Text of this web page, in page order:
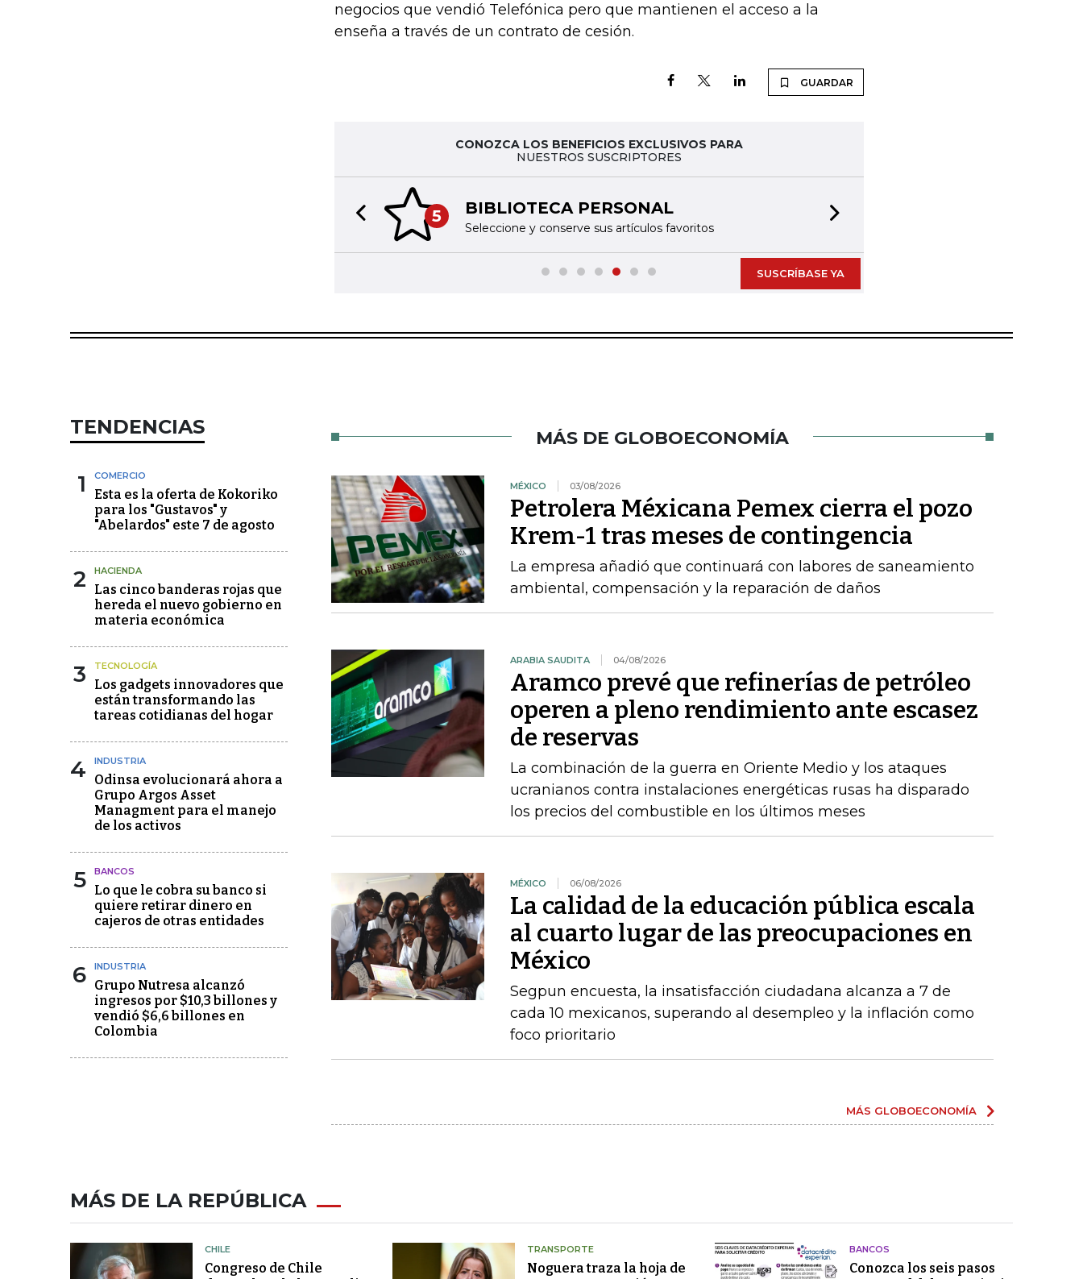
negocios que vendió Telefónica pero que mantienen el acceso a la
enseña a través de un contrato de cesión.
GUARDAR
CONOZCA LOS BENEFICIOS EXCLUSIVOS PARA
NUESTROS SUSCRIPTORES
5 BIBLIOTECA PERSONAL
Seleccione y conserve sus artículos favoritos
Previous slide
SUSCRÍBASE YA
TENDENCIAS
1 COMERCIO
Esta es la oferta de Kokoriko
para los "Gustavos" y
"Abelardos" este 7 de agosto
2 HACIENDA
Las cinco banderas rojas que
hereda el nuevo gobierno en
materia económica
3 TECNOLOGÍA
Los gadgets innovadores que
están transformando las
tareas cotidianas del hogar
4 INDUSTRIA
Odinsa evolucionará ahora a
Grupo Argos Asset
Managment para el manejo
de los activos
5 BANCOS
Lo que le cobra su banco si
quiere retirar dinero en
cajeros de otras entidades
6 INDUSTRIA
Grupo Nutresa alcanzó
ingresos por $10,3 billones y
vendió $6,6 billones en
Colombia
MÁS DE GLOBOECONOMÍA
MÉXICO 03/08/2026
Petrolera Méxicana Pemex cierra el pozo
Krem-1 tras meses de contingencia
La empresa añadió que continuará con labores de saneamiento
ambiental, compensación y la reparación de daños
ARABIA SAUDITA 04/08/2026
Aramco prevé que refinerías de petróleo
operen a pleno rendimiento ante escasez
de reservas
La combinación de la guerra en Oriente Medio y los ataques
ucranianos contra instalaciones energéticas rusas ha disparado
los precios del combustible en los últimos meses
MÉXICO 06/08/2026
La calidad de la educación pública escala
al cuarto lugar de las preocupaciones en
México
Segpun encuesta, la insatisfacción ciudadana alcanza a 7 de
cada 10 mexicanos, superando al desempleo y la inflación como
foco prioritario
MÁS GLOBOECONOMÍA
MÁS DE LA REPÚBLICA
CHILE
Congreso de Chile
TRANSPORTE
Noguera traza la hoja de
BANCOS
Conozca los seis pasos